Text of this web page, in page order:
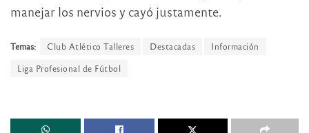
manejar los nervios y cayó justamente.
Temas: Club Atlético Talleres Destacadas
Información
Liga Profesional de Fútbol